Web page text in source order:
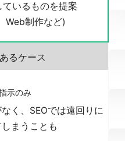
いるものを提案
Web制作など)
示のみ
く、SEOでは遠回りに
まうことも